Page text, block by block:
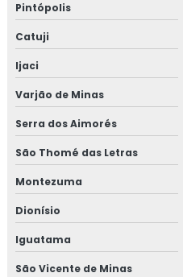
Pintópolis
Catuji
Ijaci
Varjão de Minas
Serra dos Aimorés
São Thomé das Letras
Montezuma
Dionísio
Iguatama
São Vicente de Minas